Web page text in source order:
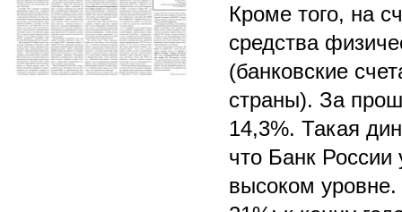
Кроме того, на
средства
(банковские
страны). За
14,3%. Такая
что Банк России
высоком